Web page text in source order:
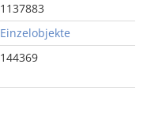
1137883
Einzelobjekte
144369